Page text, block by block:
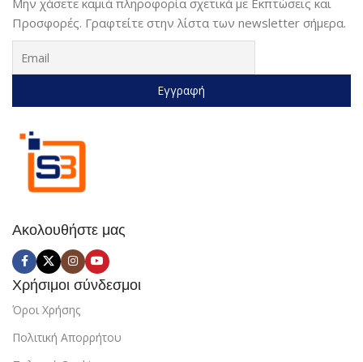
Ακολουθήστε μας
Χρήσιμοι σύνδεσμοι
Όροι Χρήσης
Πολιτική Απορρήτου
Μην χάσετε καμιά πληροφορία σχετικά με Εκπτώσεις και
Προσφορές. Γραφτείτε στην λίστα των newsletter σήμερα.